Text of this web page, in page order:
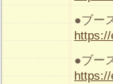
●ブー
●ブー